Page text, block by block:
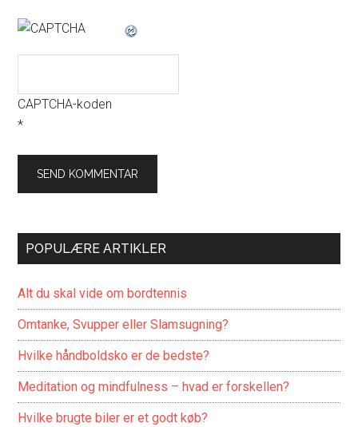
CAPTCHA-koden
*
POPULÆRE ARTIKLER
Alt du skal vide om bordtennis
Omtanke, Svupper eller Slamsugning?
Hvilke håndboldsko er de bedste?
Meditation og mindfulness – hvad er forskellen?
Hvilke brugte biler er et godt køb?